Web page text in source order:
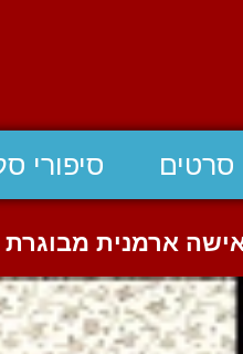
סרטים סיפורי
ארמנית